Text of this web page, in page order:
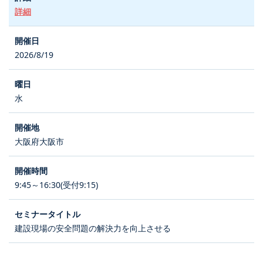
詳細
2026/8/19
水
大阪府大阪市
9:45～16:30(受付9:15)
建設現場の安全問題の解決力を向上させる